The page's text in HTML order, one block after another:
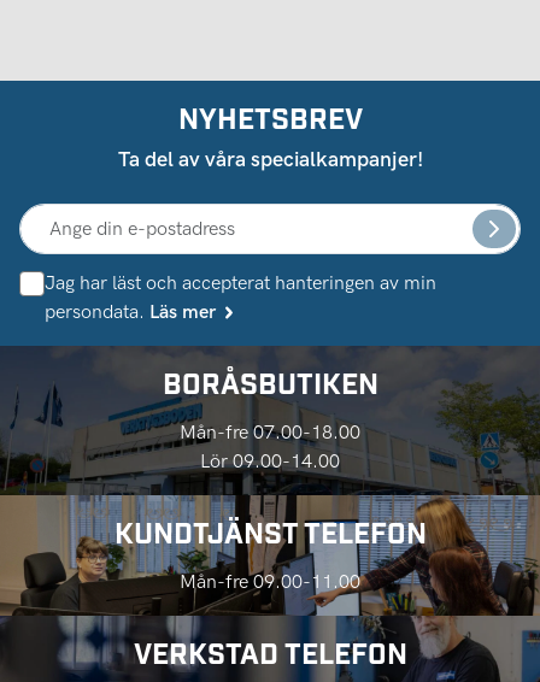
NYHETSBREV
Ta del av våra specialkampanjer!
Jag har läst och accepterat hanteringen av min
persondata. Läs mer
BORÅSBUTIKEN
Mån-fre 07.00-18.00
Lör 09.00-14.00
KUNDTJÄNST TELEFON
Mån-fre 09.00-11.00
VERKSTAD TELEFON